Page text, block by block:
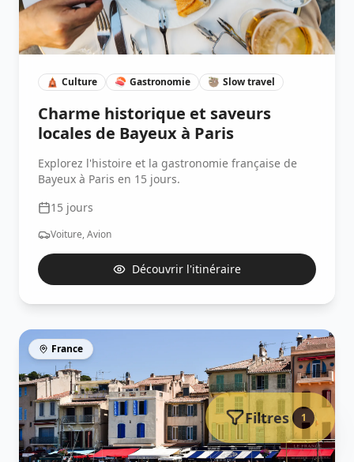
Filtres 1
🛕 Culture 🍣 Gastronomie 🦥 Slow travel
Charme historique et saveurs
locales de Bayeux à Paris
Explorez l'histoire et la gastronomie française de
Bayeux à Paris en 15 jours.
15 jours
Voiture, Avion
Découvrir l'itinéraire
France